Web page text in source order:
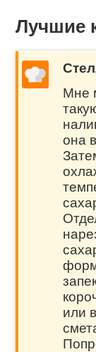
Лучшие
Мне
она
или